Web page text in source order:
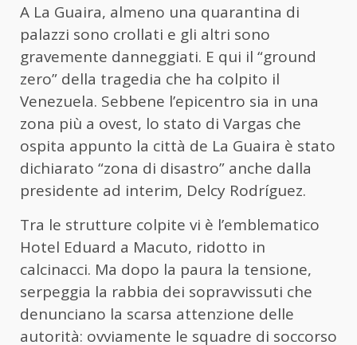
A La Guaira, almeno una quarantina di
palazzi sono crollati e gli altri sono
gravemente danneggiati. E qui il “ground
zero” della tragedia che ha colpito il
Venezuela. Sebbene l’epicentro sia in una
zona più a ovest, lo stato di Vargas che
ospita appunto la città de La Guaira è stato
dichiarato “zona di disastro” anche dalla
presidente ad interim, Delcy Rodríguez.
Tra le strutture colpite vi è l’emblematico
Hotel Eduard a Macuto, ridotto in
calcinacci. Ma dopo la paura la tensione,
serpeggia la rabbia dei sopravvissuti che
denunciano la scarsa attenzione delle
autorità: ovviamente le squadre di soccorso